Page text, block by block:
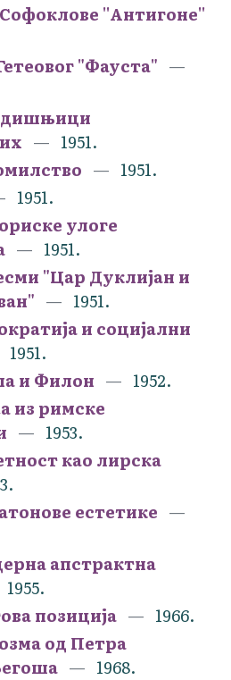
''Антигоне''
"Фауста"
1951.
1951.
1951.
улоге
1951.
"Цар Дуклијан и
1951.
и социјални
1951.
и Филон
1952.
из римске
1953.
као лирска
естетике
апстрактна
1955.
позиција
1966.
од Петра
1968.